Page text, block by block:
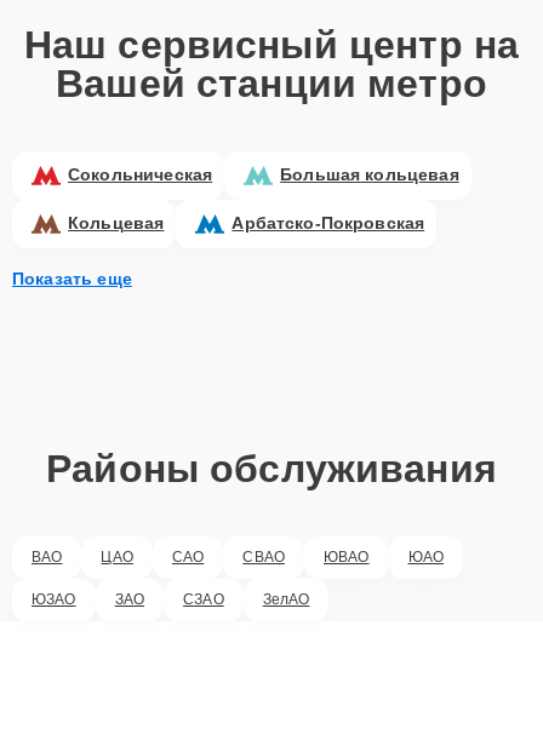
Наш сервисный центр на
Вашей станции метро
Сокольническая Большая кольцевая
Кольцевая Арбатско-Покровская
Показать еще
Районы обслуживания
ВАО ЦАО САО СВАО ЮВАО ЮАО
ЮЗАО ЗАО СЗАО ЗелАО